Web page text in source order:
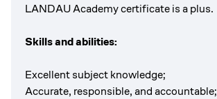
LANDAU Academy certificate is a plus.
Skills and abilities:
Excellent subject knowledge;
Accurate, responsible, and accountable;